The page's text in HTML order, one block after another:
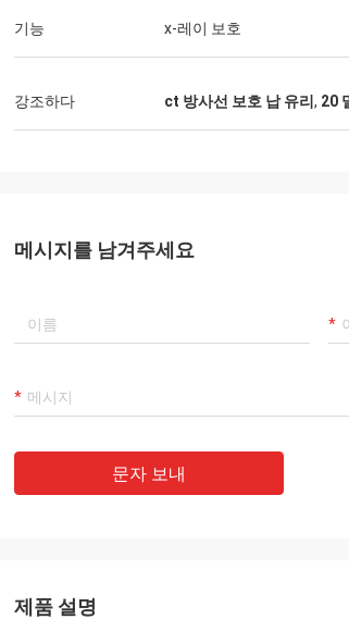
매우 좋은 벌집형 배출구 보기를 놋쇠를 입히
기능 x-레이 보호
강조하다 ct 방사선 보호 납 유리 , 20
메시지를 남겨주세요
문자 보내
제품 설명